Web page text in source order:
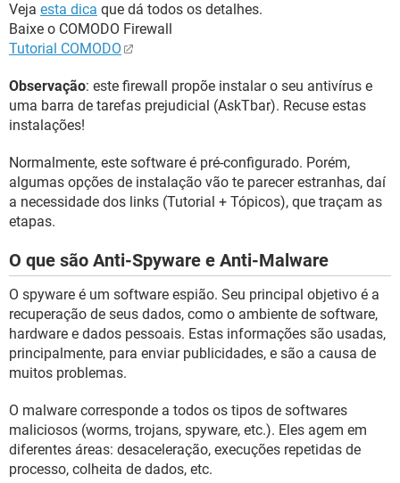
Veja esta dica que dá todos os detalhes.
Baixe o COMODO Firewall
Tutorial COMODO
Observação: este firewall propõe instalar o seu antivírus e
uma barra de tarefas prejudicial (AskTbar). Recuse estas
instalações!
Normalmente, este software é pré-configurado. Porém,
algumas opções de instalação vão te parecer estranhas, daí
a necessidade dos links (Tutorial + Tópicos), que traçam as
etapas.
O que são Anti-Spyware e Anti-Malware
O spyware é um software espião. Seu principal objetivo é a
recuperação de seus dados, como o ambiente de software,
hardware e dados pessoais. Estas informações são usadas,
principalmente, para enviar publicidades, e são a causa de
muitos problemas.
O malware corresponde a todos os tipos de softwares
maliciosos (worms, trojans, spyware, etc.). Eles agem em
diferentes áreas: desaceleração, execuções repetidas de
processo, colheita de dados, etc.